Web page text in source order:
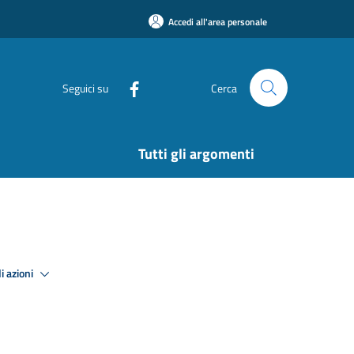
Accedi all'area personale
Seguici su Cerca
Tutti gli argomenti
azioni